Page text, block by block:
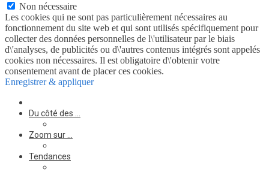
Non nécessaire
Les cookies qui ne sont pas particulièrement nécessaires au
fonctionnement du site web et qui sont utilisés spécifiquement pour
collecter des données personnelles de l\'utilisateur par le biais
d\'analyses, de publicités ou d\'autres contenus intégrés sont appelés
cookies non nécessaires. Il est obligatoire d\'obtenir votre
consentement avant de placer ces cookies.
Enregistrer & appliquer
Du côté des …
Zoom sur …
Tendances